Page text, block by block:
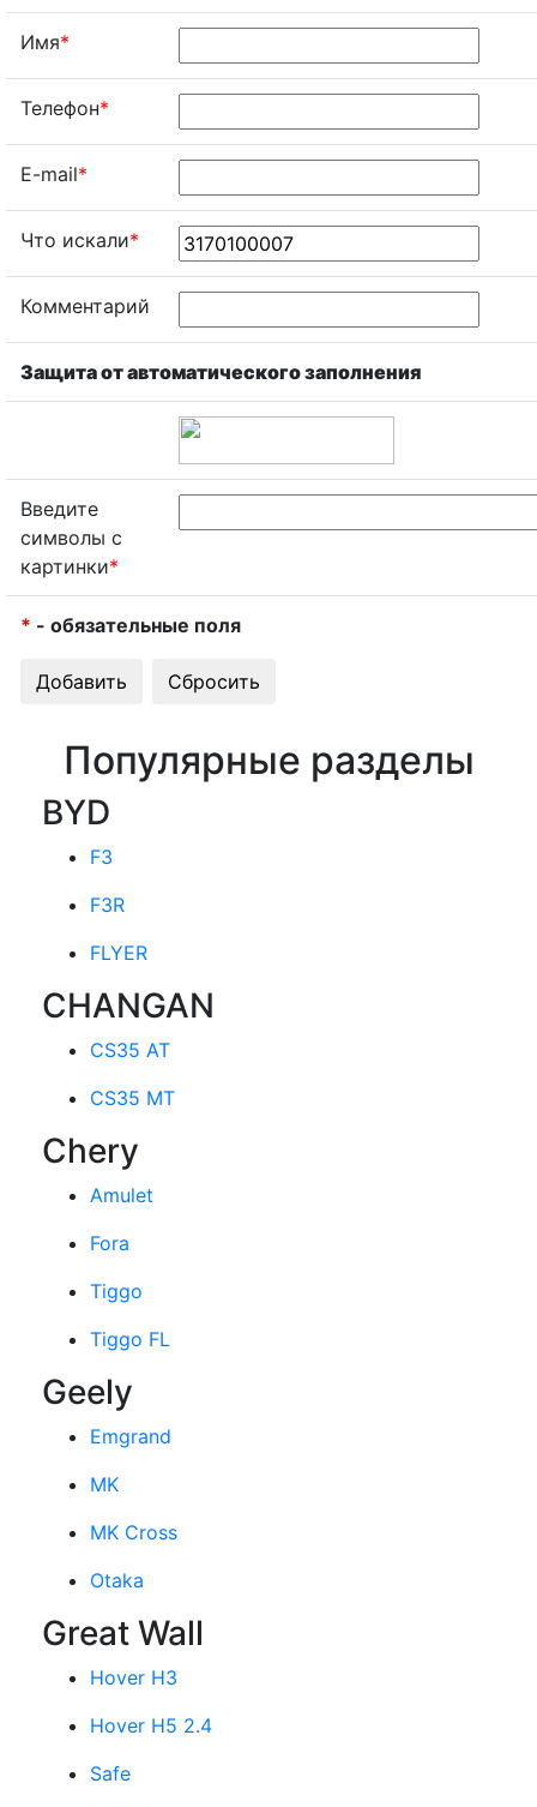
Имя*
Телефон*
E-mail*
Что искали*
Комментарий
Защита от автоматического заполнения
Введите
символы с
картинки*
* - обязательные поля
Популярные разделы
BYD
F3
F3R
FLYER
CHANGAN
CS35 AT
CS35 MT
Chery
Amulet
Fora
Tiggo
Tiggo FL
Geely
Emgrand
MK
MK Cross
Otaka
Great Wall
Hover H3
Hover H5 2.4
Safe